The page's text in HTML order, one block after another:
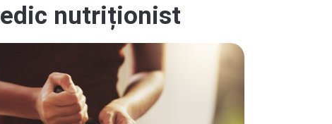
nutriționist